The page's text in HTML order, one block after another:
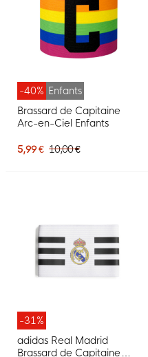
-40% Enfants
Brassard de Capitaine
Arc-en-Ciel Enfants
5,99 € 10,00 €
-31%
adidas Real Madrid
Brassard de Capitaine